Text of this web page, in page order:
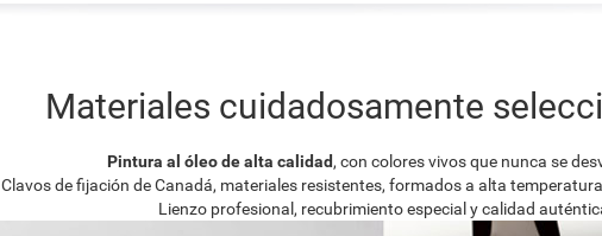
Materiales cuidadosamente
Pintura al óleo de alta calidad, con colores vivos que nunca se
Clavos de fijación de Canadá, materiales resistentes, formados a alta
Lienzo profesional, recubrimiento especial y calidad